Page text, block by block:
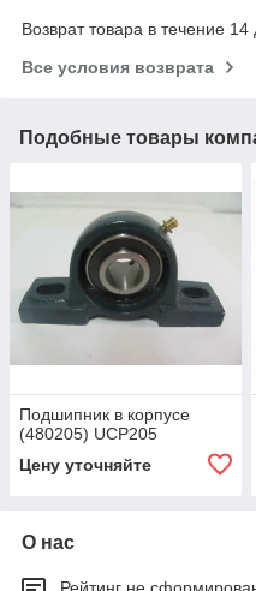
Возврат товара в течение
Все условия возврата
Подобные товары
Подшипник в корпусе
(480205) UCP205
Цену уточняйте
О нас